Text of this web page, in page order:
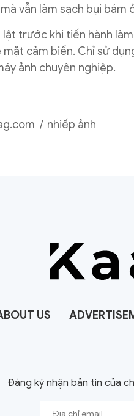
vẫn làm sạch bụi bám
trước khi tiến hành
cảm biến. Chỉ sử
ảnh chuyên nghiệp.
nhiếp ảnh
US
Đăng ký nhận bản tin của